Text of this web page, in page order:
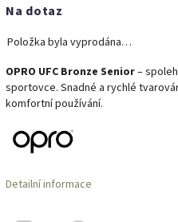
Na dotaz
Položka byla vyprodána…
OPRO UFC Bronze Senior–
sportovce. Snadné a rychlé
komfortní používání.
Detailní informace